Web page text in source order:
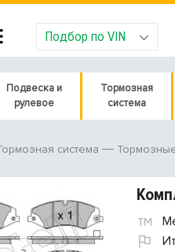
Подбор по VIN
Подвеска и
рулевое
Тормозная
система
система